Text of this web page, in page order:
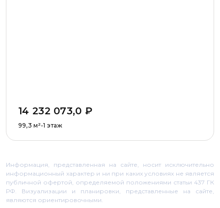
14 232 073,0 ₽
99,3 м²-1 этаж
Информация, представленная на сайте, носит исключительно
информационный характер и ни при каких условиях не является
публичной офертой, определяемой положениями статьи 437 ГК
РФ. Визуализации и планировки, представленные на сайте,
являются ориентировочными.